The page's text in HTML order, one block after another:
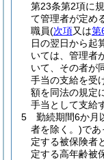
第23条第2項に
て管理者が定め
職員(次項又は第
日の翌日から起
いては、管理者
いて、その者が
手当の支給を受
額を同法の規定
手当として支給
5
勤続期間6か月
者を除く。)であ
定する被保険者
定する高年齢被